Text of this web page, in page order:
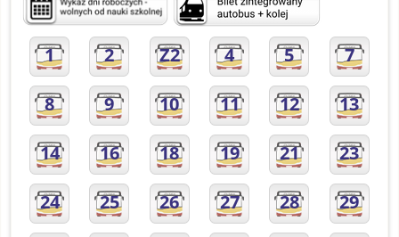
1 2 Z2 4 5 7
8 9 10 11 12 13
14 16 18 19 21 23
24 25 26 27 28 29